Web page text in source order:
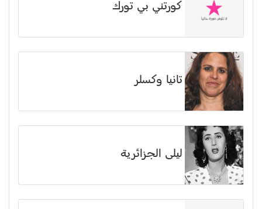
كورتني بي تورك
تانيا وكسلر
ليلى الجزائرية